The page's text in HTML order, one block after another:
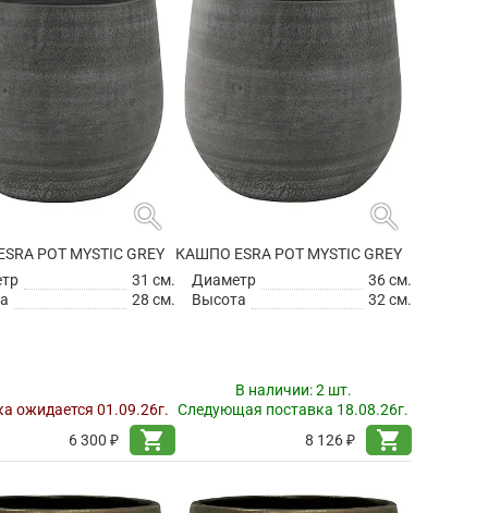
search
POT MYSTIC GREY
31 см.
28 см.
ожидается 01.09.26г.
6 300 ₽
shopping_cart
search
КАШПО ESRA POT MYSTIC GREY
Диаметр
36 см.
Высота
32 см.
В наличии:2 шт.
Следующая поставка 18.08.26г.
8 126 ₽
shopping_cart